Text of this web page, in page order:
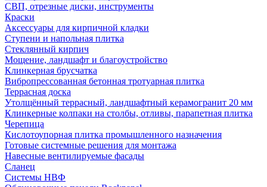
СВП, отрезные диски, инструменты
Краски
Аксессуары для кирпичной кладки
Ступени и напольная плитка
Cтеклянный кирпич
Мощение, ландшафт и благоустройство
Клинкерная брусчатка
Вибропрессованная бетонная тротуарная плитка
Террасная доска
Утолщённый террасный, ландшафтный керамогранит 20 мм
Клинкерные колпаки на столбы, отливы, парапетная плитка
Черепица
Кислотоупорная плитка промышленного назначения
Готовые системные решения для монтажа
Навесные вентилируемые фасады
Сланец
Системы НВФ